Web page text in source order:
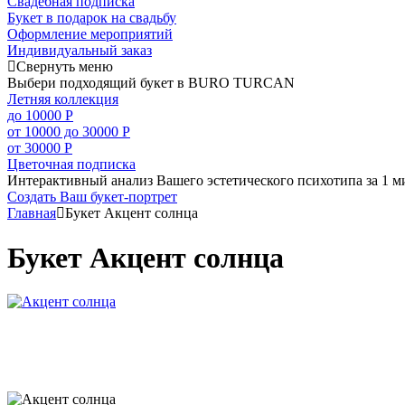
Букет в подарок на свадьбу
Оформление мероприятий
Индивидуальный заказ
Свернуть меню
Выбери подходящий букет в BURO TURCAN
Летняя коллекция
до 10000 Р
от 10000 до 30000 Р
от 30000 Р
Цветочная подписка
Интерактивный анализ Вашего эстетического психотипа за 1
Создать Ваш букет-портрет
Главная Букет Акцент солнца
Букет Акцент солнца